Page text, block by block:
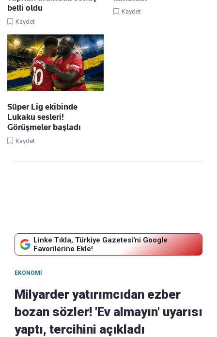
belli oldu
Kaydet
Kaydet
Süper Lig ekibinde
Lukaku sesleri!
Görüşmeler başladı
Kaydet
Linke Tıkla, Türkiye Gazetesi'ni Google
Favorilerine Ekle!
EKONOMI
Milyarder yatırımcıdan ezber
bozan sözler! 'Ev almayın' uyarısı
yaptı, tercihini açıkladı